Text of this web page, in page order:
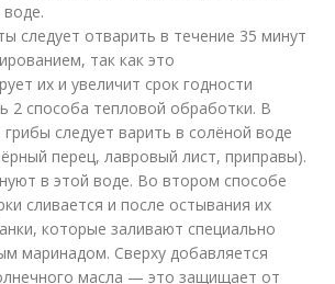
следует отварить в течение 35 минут
так как это
их и увеличит срок годности
2 способа тепловой обработки. В
следует варить в солёной воде
перец, лавровый лист, приправы).
в этой воде. Во втором способе
сливается и после остывания их
которые заливают специально
маринадом. Сверху добавляется
масла — это защищает от